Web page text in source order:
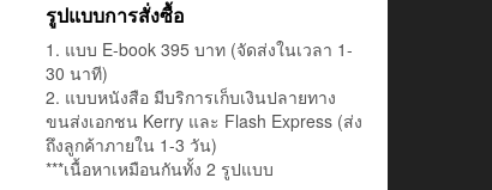
รูปแบบการสั่งซื้อ
1. แบบ E-book 395 บาท (จัดส่งในเวลา 1-
30 นาที)
2. แบบหนังสือ มีบริการเก็บเงินปลายทาง
ขนส่งเอกชน Kerry และ Flash Express (ส่ง
ถึงลูกค้าภายใน 1-3 วัน)
***เนื้อหาเหมือนกันทั้ง 2 รูปแบบ